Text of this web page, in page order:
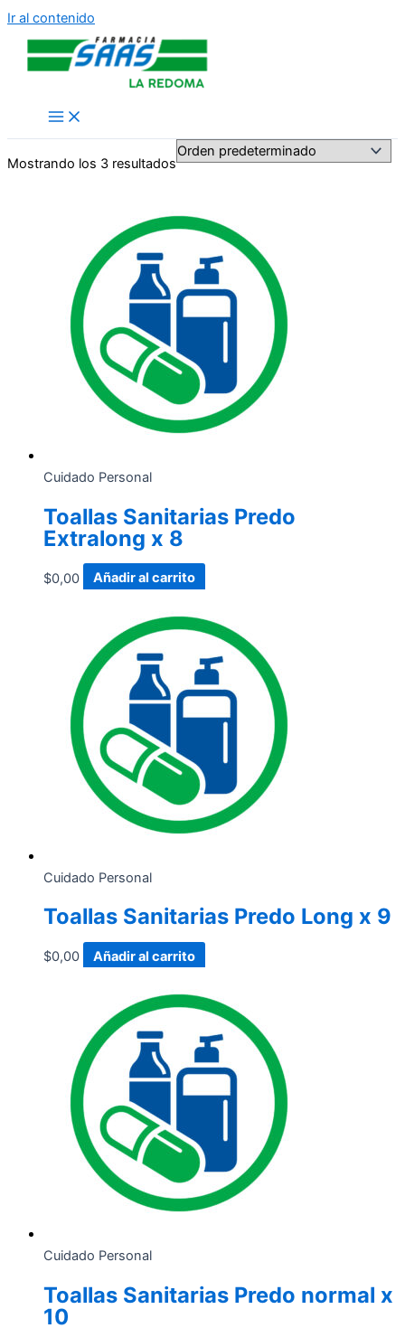
Ir al contenido
Mostrando los 3 resultados
Cuidado Personal
Toallas Sanitarias Predo
Extralong x 8
$0,00 Añadir al carrito
Cuidado Personal
Toallas Sanitarias Predo Long x 9
$0,00 Añadir al carrito
Cuidado Personal
Toallas Sanitarias Predo normal x
10